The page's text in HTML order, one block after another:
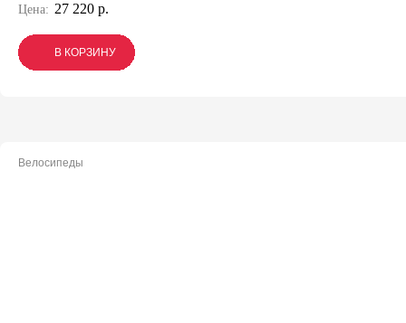
Цена: 27 220 р.
В КОРЗИНУ
В КОРЗИНУ
В КОРЗИНУ
Велосипеды